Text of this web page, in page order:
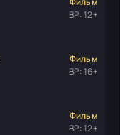
ВР: 12+
Фильм
ВР: 16+
Фильм
ВР: 12+